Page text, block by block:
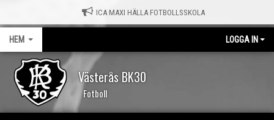
ICA MAXI HÄLLA FOTBOLLSSKOLA
HEM LOGGA IN
Västerås BK30
Fotboll